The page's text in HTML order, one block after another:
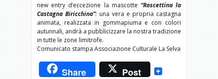
new entry d’eccezione la mascotte “Roscettina la
Castagna Biricchina”: una vera e propria castagna
animata, realizzata in gommapiuma e con colori
autunnali, andrà a pubblicizzare la nostra tradizione
in tutte le zone limitrofe.
Comunicato stampa Associazione Culturale La Selva
Share Post